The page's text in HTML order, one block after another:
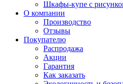
Шкафы-купе с
О компании
Производство
Отзывы
Покупателю
Распродажа
Акции
Гарантия
Как заказать